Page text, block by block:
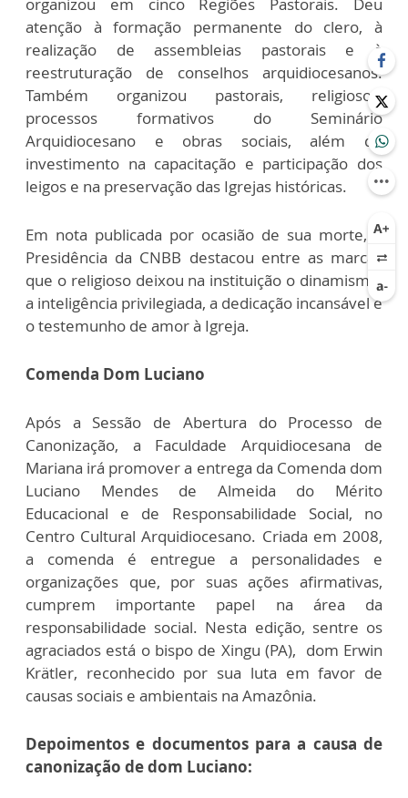
organizou em cinco Regiões Pastorais. Deu
atenção à formação permanente do clero, à
realização de assembleias pastorais e à
reestruturação de conselhos arquidiocesanos.
Também organizou pastorais, religiosos,
processos formativos do Seminário
Arquidiocesano e obras sociais, além do
investimento na capacitação e participação dos
leigos e na preservação das Igrejas históricas.
Em nota publicada por ocasião de sua morte, a
Presidência da CNBB destacou entre as marcas
que o religioso deixou na instituição o dinamismo,
a inteligência privilegiada, a dedicação incansável e
o testemunho de amor à Igreja.
Comenda Dom Luciano
Após a Sessão de Abertura do Processo de
Canonização, a Faculdade Arquidiocesana de
Mariana irá promover a entrega da Comenda dom
Luciano Mendes de Almeida do Mérito
Educacional e de Responsabilidade Social, no
Centro Cultural Arquidiocesano. Criada em 2008,
a comenda é entregue a personalidades e
organizações que, por suas ações afirmativas,
cumprem importante papel na área da
responsabilidade social. Nesta edição, sentre os
agraciados está o bispo de Xingu (PA), dom Erwin
Krätler, reconhecido por sua luta em favor de
causas sociais e ambientais na Amazônia.
Depoimentos e documentos para a causa de
canonização de dom Luciano: